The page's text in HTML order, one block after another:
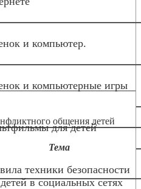
и компьютер.
и компьютерные игры
для детей
техники безопасности
в социальных сетях
общения детей
Тема